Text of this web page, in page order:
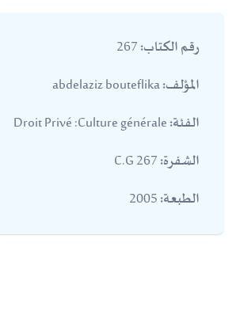
رقم الكتاب:
المؤلف:
الفئة:
الشفرة:
الطبعة: